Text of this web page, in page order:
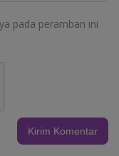
pada peramban ini